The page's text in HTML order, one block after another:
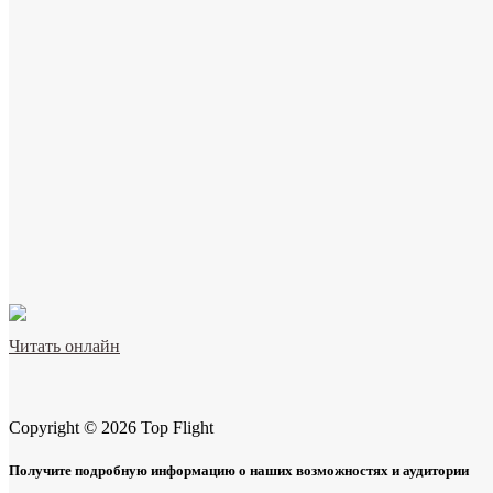
Читать онлайн
Copyright © 2026 Top Flight
Получите подробную информацию о наших возможностях и аудитории